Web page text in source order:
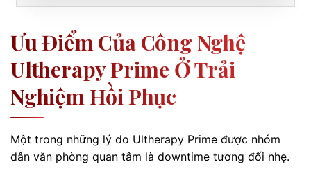
Ưu Điểm Của Công Nghệ
Ultherapy Prime Ở Trải
Nghiệm Hồi Phục
Một trong những lý do Ultherapy Prime được nhóm
dân văn phòng quan tâm là downtime tương đối nhẹ.